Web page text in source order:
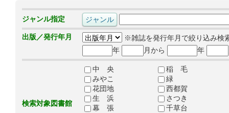
ジャンル指定
出版／発行年月
※雑誌を発行年月で絞り込み検
年
月から 年
検索対象図書館
中 央
稲 毛
みやこ
緑
花団地
西都賀
生 浜
さつき
幕 張
千草台